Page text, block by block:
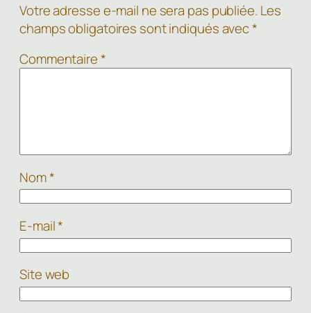
Votre adresse e-mail ne sera pas publiée. Les
champs obligatoires sont indiqués avec*
Commentaire*
Nom*
E-mail*
Site web